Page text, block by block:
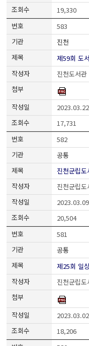
19,330
583
진천
제59회 도
진천도서관
2023.03.22
17,731
582
공통
진천군립
진천군립도
2023.03.09
20,504
581
공통
제25회 일
진천군립도
2023.03.02
18,206